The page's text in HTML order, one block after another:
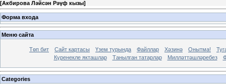
[Акбирова Ләйсән Рәүф кызы]
Форма входа
Меню сайта
Төп бит Сайт картасы Үзем турында Файллар Хәзинә Онытма!
Күренекле якташлар
Танылган татарлар Милләттәшләребез
Categories